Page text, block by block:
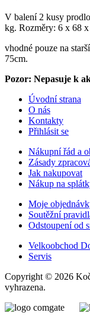
V balení 2 kusy
kg. Rozměry: 6 x 68 x
vhodné pouze na
75cm.
Pozor: Nepasuje k
Úvodní strana
O nás
Kontakty
Přihlásit se
Nákupní řád a
Zásady
Jak nakupovat
Nákup na
Moje
Soutěžní
Odstoupení od
Velkoobchod
Servis
Copyright © 2026
vyhrazena.